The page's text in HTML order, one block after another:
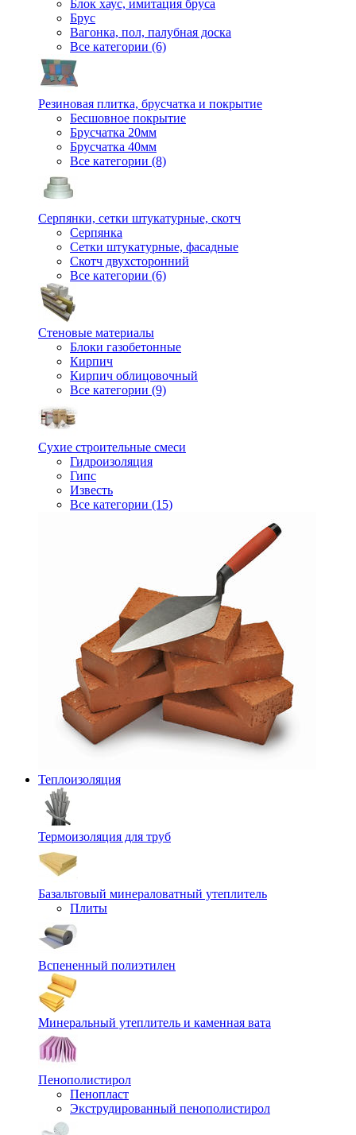
Блок хаус, имитация бруса
Брус
Вагонка, пол, палубная доска
Все категории (6)
Резиновая плитка, брусчатка и покрытие
Бесшовное покрытие
Брусчатка 20мм
Брусчатка 40мм
Все категории (8)
Серпянки, сетки штукатурные, скотч
Серпянка
Сетки штукатурные, фасадные
Скотч двухсторонний
Все категории (6)
Стеновые материалы
Блоки газобетонные
Кирпич
Кирпич облицовочный
Все категории (9)
Сухие строительные смеси
Гидроизоляция
Гипс
Известь
Все категории (15)
Теплоизоляция
Термоизоляция для труб
Базальтовый минераловатный утеплитель
Плиты
Вспененный полиэтилен
Минеральный утеплитель и каменная вата
Пенополистирол
Пенопласт
Экструдированный пенополистирол